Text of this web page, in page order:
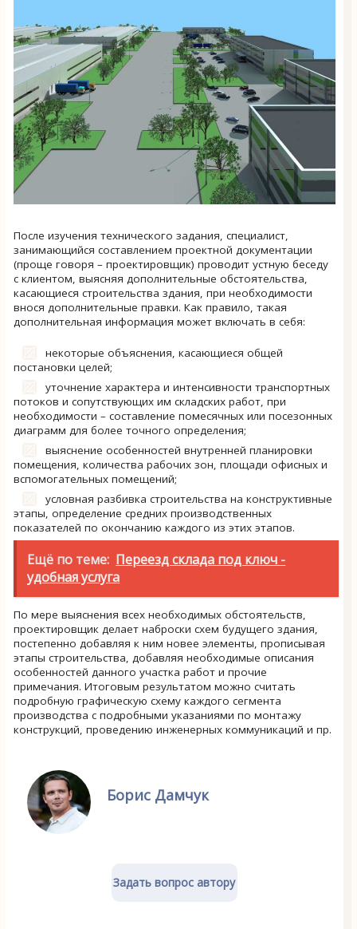
После изучения технического задания, специалист,
занимающийся составлением проектной документации
(проще говоря – проектировщик) проводит устную беседу
с клиентом, выясняя дополнительные обстоятельства,
касающиеся строительства здания, при необходимости
внося дополнительные правки. Как правило, такая
дополнительная информация может включать в себя:
некоторые объяснения, касающиеся общей
постановки целей;
уточнение характера и интенсивности транспортных
потоков и сопутствующих им складских работ, при
необходимости – составление помесячных или посезонных
диаграмм для более точного определения;
выяснение особенностей внутренней планировки
помещения, количества рабочих зон, площади офисных и
вспомогательных помещений;
условная разбивка строительства на конструктивные
этапы, определение средних производственных
показателей по окончанию каждого из этих этапов.
Ещё по теме: Переезд склада под ключ -
удобная услуга
По мере выяснения всех необходимых обстоятельств,
проектировщик делает наброски схем будущего здания,
постепенно добавляя к ним новее элементы, прописывая
этапы строительства, добавляя необходимые описания
особенностей данного участка работ и прочие
примечания. Итоговым результатом можно считать
подробную графическую схему каждого сегмента
производства с подробными указаниями по монтажу
конструкций, проведению инженерных коммуникаций и пр.
Борис Дамчук
Задать вопрос автору